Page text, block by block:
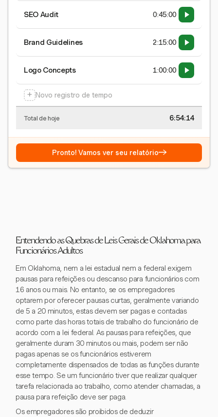
SEO Audit 0:45:00
Brand Guidelines 2:15:00
Logo Concepts 1:00:00
+ Novo registro de tempo
Total de hoje 6:54:15
Pronto! Vamos ver seu relatório→
Entendendo as Quebras de Leis Gerais de Oklahoma para
Funcionários Adultos
Em Oklahoma, nem a lei estadual nem a federal exigem
pausas para refeições ou descanso para funcionários com
16 anos ou mais. No entanto, se os empregadores
optarem por oferecer pausas curtas, geralmente variando
de 5 a 20 minutos, estas devem ser pagas e contadas
como parte das horas totais de trabalho do funcionário de
acordo com a lei federal. As pausas para refeições, que
geralmente duram 30 minutos ou mais, podem ser não
pagas apenas se os funcionários estiverem
completamente dispensados de todas as funções durante
esse tempo. Se um funcionário tiver que realizar qualquer
tarefa relacionada ao trabalho, como atender chamadas, a
pausa para refeição deve ser paga.
Os empregadores são proibidos de deduzir